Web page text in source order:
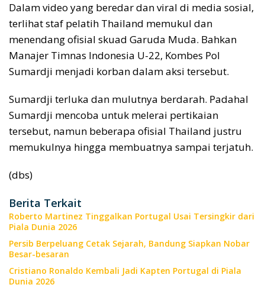
Dalam video yang beredar dan viral di media sosial,
terlihat staf pelatih Thailand memukul dan
menendang ofisial skuad Garuda Muda. Bahkan
Manajer Timnas Indonesia U-22, Kombes Pol
Sumardji menjadi korban dalam aksi tersebut.
Sumardji terluka dan mulutnya berdarah. Padahal
Sumardji mencoba untuk melerai pertikaian
tersebut, namun beberapa ofisial Thailand justru
memukulnya hingga membuatnya sampai terjatuh.
(dbs)
Berita Terkait
Roberto Martinez Tinggalkan Portugal Usai Tersingkir dari
Piala Dunia 2026
Persib Berpeluang Cetak Sejarah, Bandung Siapkan Nobar
Besar-besaran
Cristiano Ronaldo Kembali Jadi Kapten Portugal di Piala
Dunia 2026